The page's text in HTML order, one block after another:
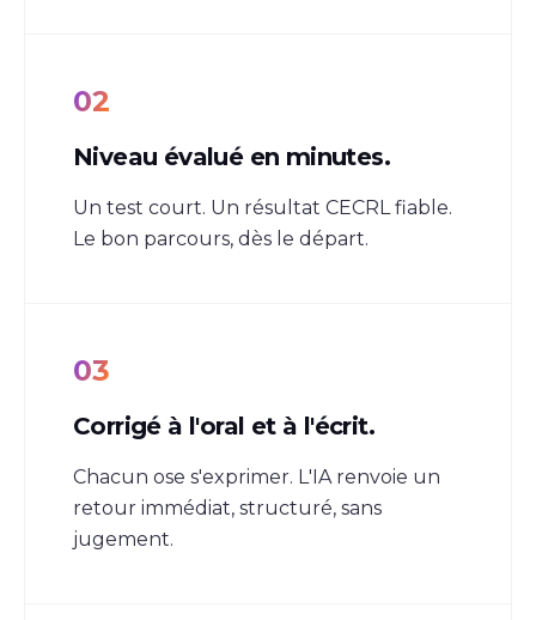
02
Niveau évalué en minutes.
Un test court. Un résultat CECRL fiable.
Le bon parcours, dès le départ.
03
Corrigé à l'oral et à l'écrit.
Chacun ose s'exprimer. L'IA renvoie un
retour immédiat, structuré, sans
jugement.